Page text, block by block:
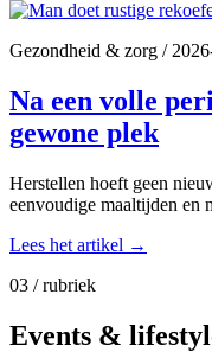
Gezondheid & zorg /
Na een volle
gewone plek
Herstellen hoeft geen
eenvoudige maaltijden en
Lees het artikel →
03 / rubriek
Events &